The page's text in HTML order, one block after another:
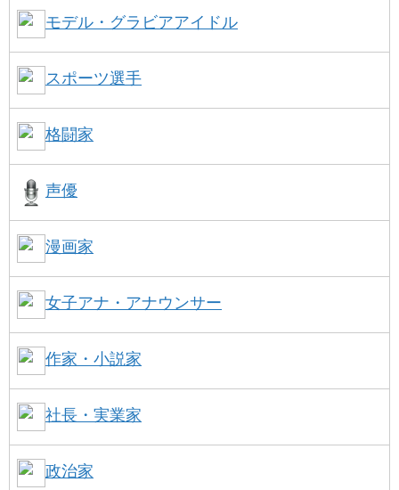
モデル・グラビアアイドル
スポーツ選手
格闘家
声優
漫画家
女子アナ・アナウンサー
作家・小説家
社長・実業家
政治家